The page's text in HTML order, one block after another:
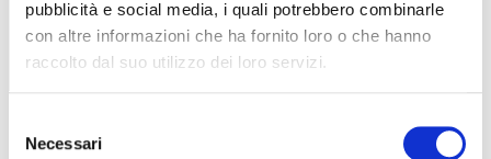
pubblicità e social media, i quali potrebbero combinarle
con altre informazioni che ha fornito loro o che hanno
raccolto dal suo utilizzo dei loro servizi.
delNecessari
GIORNO NON FINISCE MAI
|20-07-2025